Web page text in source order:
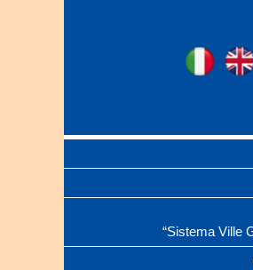
Ville Gentilizie
Ita
“Sistema Ville